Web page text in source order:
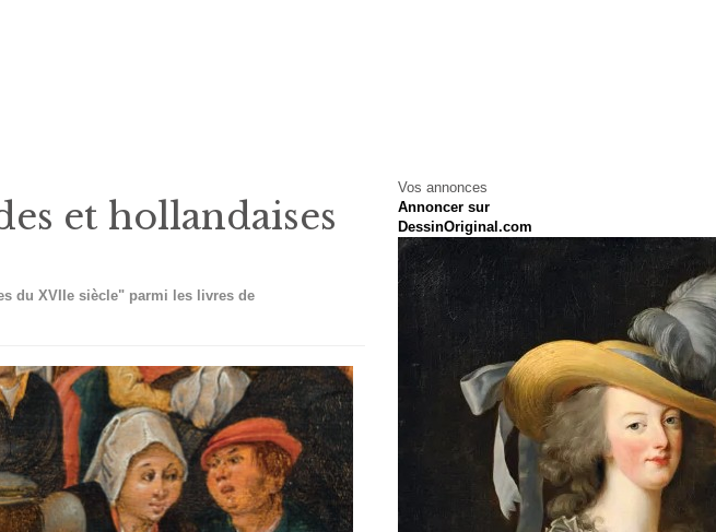
et hollandaises
du XVIIe siècle" parmi les livres de
Vos annonces
Annoncer sur
DessinOriginal.com